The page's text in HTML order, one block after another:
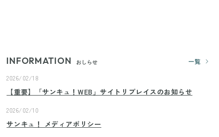
INFORMATION おしらせ
一覧
2026/02/18
【重要】「サンキュ！WEB」サイトリプレイスのお知らせ
2026/02/10
サンキュ！ メディアポリシー